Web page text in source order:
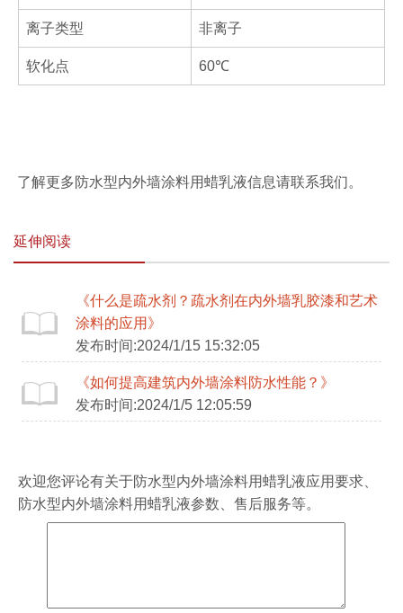
离子类型 非离子
软化点 60℃
了解更多防水型内外墙涂料用蜡乳液信息请联系我们。
延伸阅读
《什么是疏水剂？疏水剂在内外墙乳胶漆和艺术
涂料的应用》
发布时间:2024/1/15 15:32:05
《如何提高建筑内外墙涂料防水性能？》
发布时间:2024/1/5 12:05:59
欢迎您评论有关于防水型内外墙涂料用蜡乳液应用要求、
防水型内外墙涂料用蜡乳液参数、售后服务等。